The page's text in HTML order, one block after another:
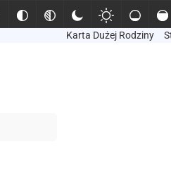
Karta Dużej Rodziny